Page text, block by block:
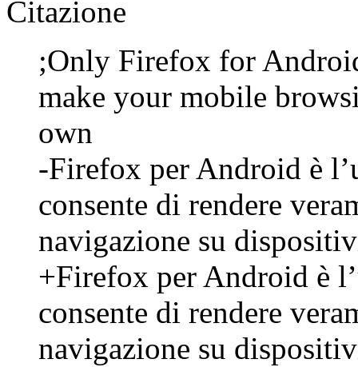
Citazione
;Only Firefox for
make your mobile
own
-Firefox per Android è
consente di rendere
navigazione su
+Firefox per Android è
consente di rendere
navigazione su